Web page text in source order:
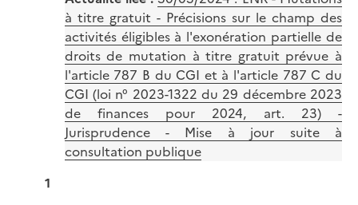
à titre gratuit - Précisions sur le champ des
activités éligibles à l'exonération partielle de
droits de mutation à titre gratuit prévue à
l'article 787 B du CGI et à l'article 787 C du
CGI (loi n° 2023-1322 du 29 décembre 2023
de finances pour 2024, art. 23) -
Jurisprudence - Mise à jour suite à
consultation publique
1